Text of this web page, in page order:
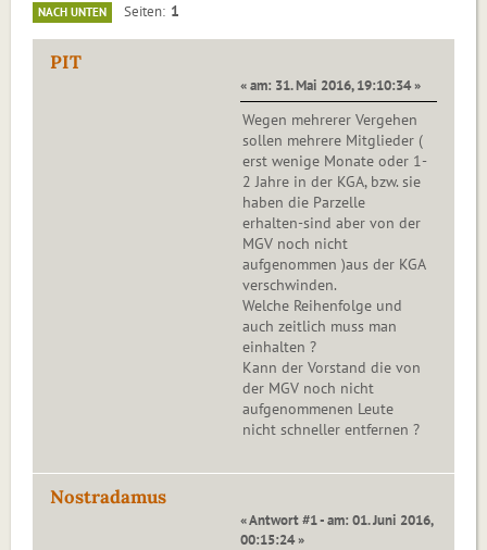
NACH UNTEN Seiten 1
PIT
« am: 31. Mai 2016, 19:10:34 »
Wegen mehrerer Vergehen
sollen mehrere Mitglieder (
erst wenige Monate oder 1-
2 Jahre in der KGA, bzw. sie
haben die Parzelle
erhalten-sind aber von der
MGV noch nicht
aufgenommen )aus der KGA
verschwinden.
Welche Reihenfolge und
auch zeitlich muss man
einhalten ?
Kann der Vorstand die von
der MGV noch nicht
aufgenommenen Leute
nicht schneller entfernen ?
Nostradamus
« Antwort #1 - am: 01. Juni 2016,
00:15:24 »